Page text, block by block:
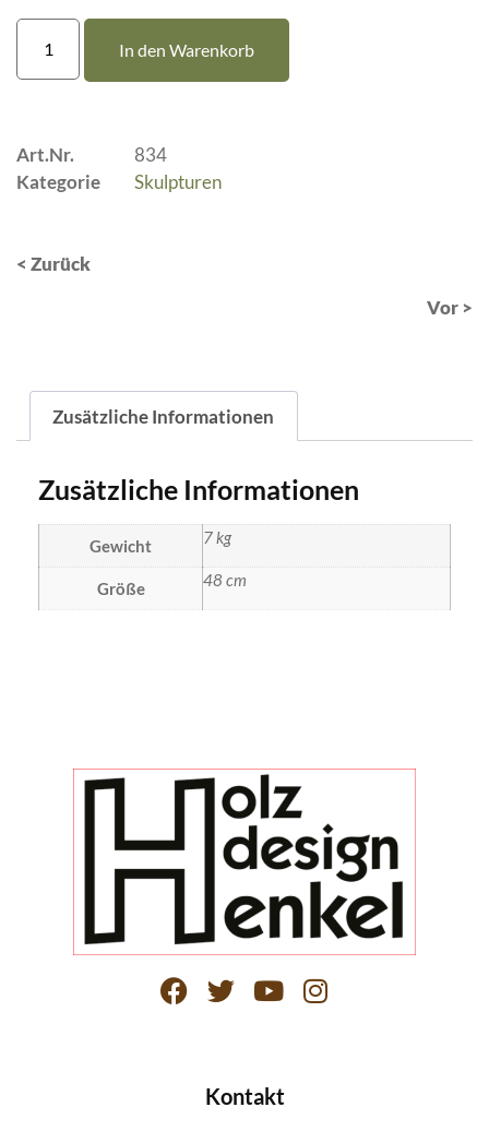
In den Warenkorb
Art.Nr.
834
Kategorie
Skulpturen
< Zurück
Vor >
Zusätzliche Informationen
Zusätzliche Informationen
Gewicht 7 kg
Größe 48 cm
Kontakt